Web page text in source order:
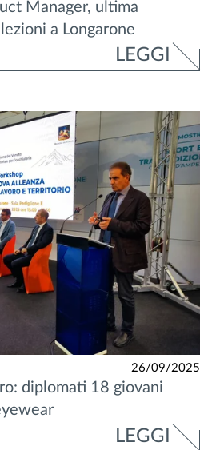
Manager, ultima
a Longarone
LEGGI
26/09/2025
diplomati 18 giovani
LEGGI